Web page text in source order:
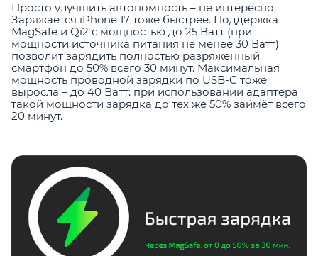
Просто улучшить автономность – не интересно.
Заряжается iPhone 17 тоже быстрее. Поддержка
MagSafe и Qi2 с мощностью до 25 Ватт (при
мощности источника питания не менее 30 Ватт)
позволит зарядить полностью разряженный
смартфон до 50% всего 30 минут. Максимальная
мощность проводной зарядки по USB-C тоже
выросла – до 40 Ватт: при использовании адаптера
такой мощности зарядка до тех же 50% займёт всего
20 минут.